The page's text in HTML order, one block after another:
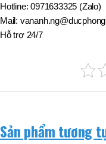
Hotline: 0971633325 (Zalo)
Mail:
Hỗ trợ 24/7
Sản phẩm tương